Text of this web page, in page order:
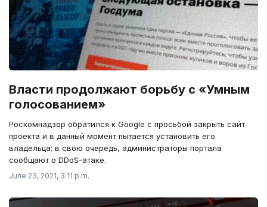
Власти продолжают борьбу с «Умным
голосованием»
Роскомнадзор обратился к Google c просьбой закрыть сайт
проекта и в данный момент пытается установить его
владельца; в свою очередь, администраторы портала
сообщают о DDoS-атаке.
June 23, 2021, 3:11 p.m.